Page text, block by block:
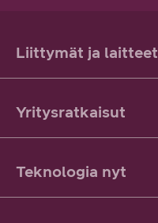
Liittymät ja laitteet
Yritysratkaisut
Teknologia nyt